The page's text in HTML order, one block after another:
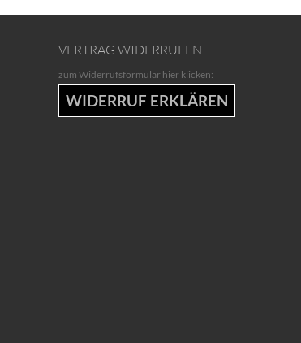
VERTRAG WIDERRUFEN
zum Widerrufsformular hier klicken:
WIDERRUF ERKLÄREN